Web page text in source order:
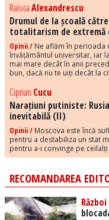
RalucaAlexandrescu
Drumul de la școală
totalitarism de extremă
Opinii / Ne aflăm în perioada
învățământul universitar, iar
mai mare decât în anii
bun, dacă nu te uiți decât la
Ciprian Cucu
Narațiuni putiniste:
inevitabilă (II)
Opinii / Moscova este încă
pentru a destabiliza un stat
pentru a-i convinge pe
RECOMANDAREA